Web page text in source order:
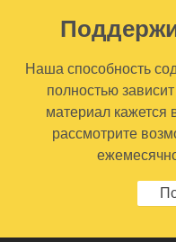
Наша способность
полностью
материал кажется
рассмотрите